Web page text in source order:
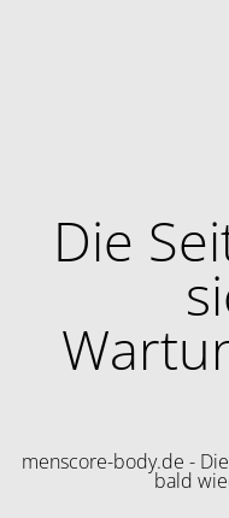
Die
menscore-body.de -
bald